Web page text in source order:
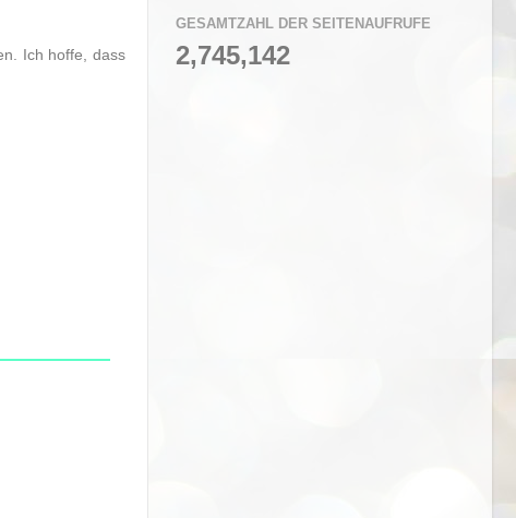
Ich hoffe, dass
GESAMTZAHL DER SEITENAUFRUFE
2,745,142